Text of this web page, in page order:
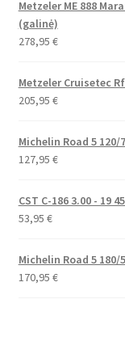
Metzeler ME 888
(galinė)
278,95 €
Metzeler Cruisetec
205,95 €
Michelin Road 5 120/
127,95 €
CST C-186 3.00 - 19
53,95 €
Michelin Road 5 180/
170,95 €